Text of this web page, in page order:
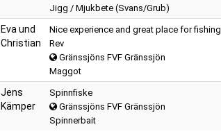
Jigg / Mjukbete (Svans/Grub)
Eva und
Christian
Nice experience and great place for fishing
Rev
Gränssjöns FVF Gränssjön
Maggot
Jens
Kämper
Spinnfiske
Gränssjöns FVF Gränssjön
Spinnerbait